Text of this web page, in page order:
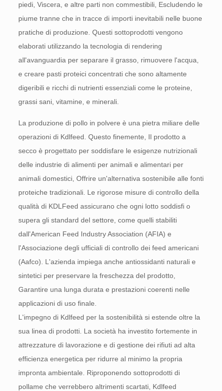
piedi, Viscera, e altre parti non commestibili, Escludendo le
piume tranne che in tracce di importi inevitabili nelle buone
pratiche di produzione. Questi sottoprodotti vengono
elaborati utilizzando la tecnologia di rendering
all'avanguardia per separare il grasso, rimuovere l'acqua,
e creare pasti proteici concentrati che sono altamente
digeribili e ricchi di nutrienti essenziali come le proteine,
grassi sani, vitamine, e minerali.
La produzione di pollo in polvere è una pietra miliare delle
operazioni di Kdlfeed. Questo finemente, Il prodotto a
secco è progettato per soddisfare le esigenze nutrizionali
delle industrie di alimenti per animali e alimentari per
animali domestici, Offrire un'alternativa sostenibile alle fonti
proteiche tradizionali. Le rigorose misure di controllo della
qualità di KDLFeed assicurano che ogni lotto soddisfi o
supera gli standard del settore, come quelli stabiliti
dall'American Feed Industry Association (AFIA) e
l'Associazione degli ufficiali di controllo dei feed americani
(Aafco). L'azienda impiega anche antiossidanti naturali e
sintetici per preservare la freschezza del prodotto,
Garantire una lunga durata e prestazioni coerenti nelle
applicazioni di uso finale.
L'impegno di Kdlfeed per la sostenibilità si estende oltre la
sua linea di prodotti. La società ha investito fortemente in
attrezzature di lavorazione e di gestione dei rifiuti ad alta
efficienza energetica per ridurre al minimo la propria
impronta ambientale. Riproponendo sottoprodotti di
pollame che verrebbero altrimenti scartati, Kdlfeed